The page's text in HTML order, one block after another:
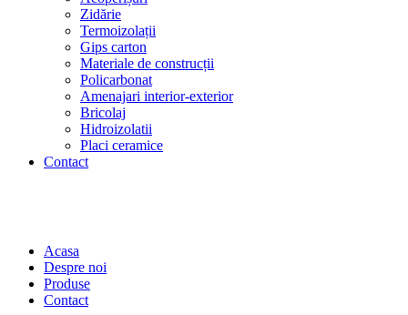
Zidărie
Termoizolații
Gips carton
Materiale de construcții
Policarbonat
Amenajari interior-exterior
Bricolaj
Hidroizolatii
Placi ceramice
Contact
Acasa
Despre noi
Produse
Contact